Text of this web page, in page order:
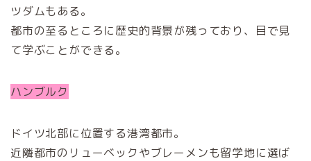
ツダムもある。
都市の至るところに歴史的背景が残っており、目で見
て学ぶことができる。
ハンブルク
ドイツ北部に位置する港湾都市。
近隣都市のリューベックやブレーメンも留学地に選ば